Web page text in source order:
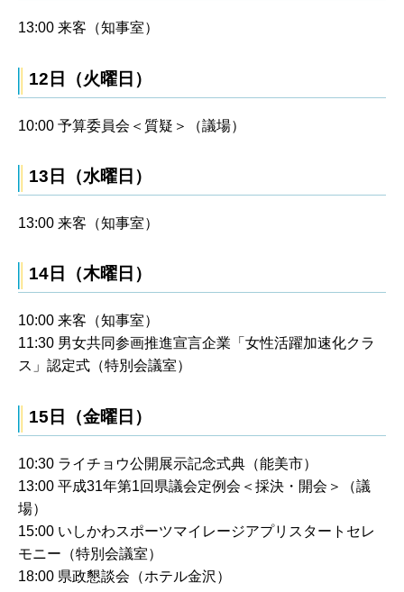
13:00 来客（知事室）
12日（火曜日）
10:00 予算委員会＜質疑＞（議場）
13日（水曜日）
13:00 来客（知事室）
14日（木曜日）
10:00 来客（知事室）
11:30 男女共同参画推進宣言企業「女性活躍加速化クラ
ス」認定式（特別会議室）
15日（金曜日）
10:30 ライチョウ公開展示記念式典（能美市）
13:00 平成31年第1回県議会定例会＜採決・開会＞（議
場）
15:00 いしかわスポーツマイレージアプリスタートセレ
モニー（特別会議室）
18:00 県政懇談会（ホテル金沢）